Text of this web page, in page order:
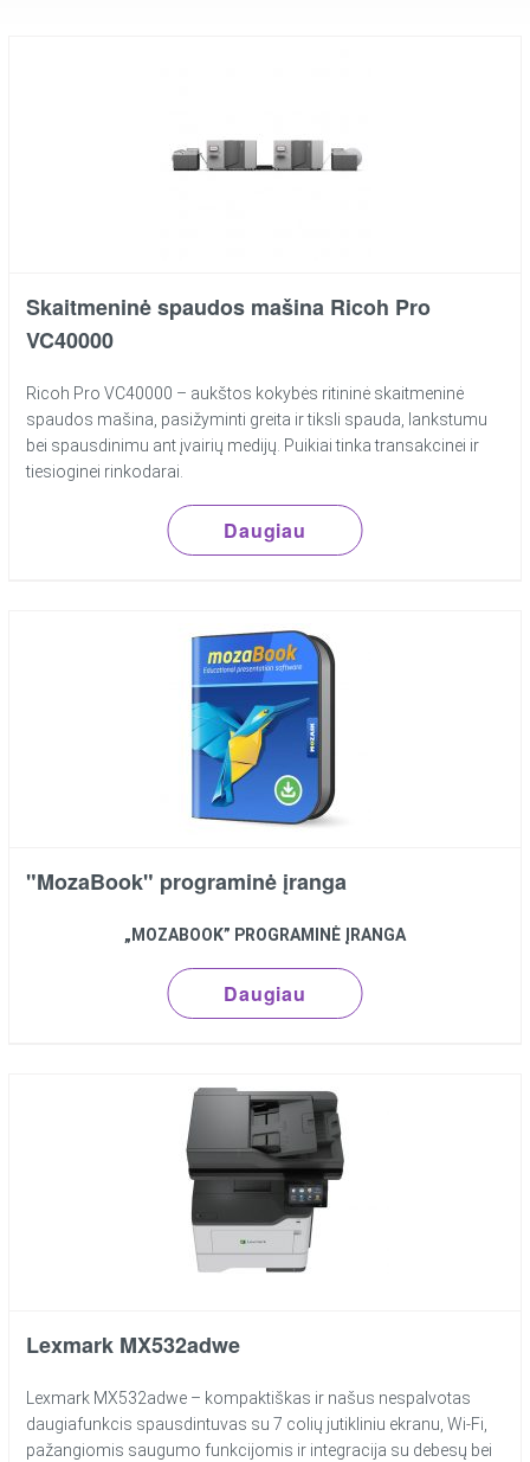
Skaitmeninė spaudos mašina Ricoh Pro
VC40000
Ricoh Pro VC40000 – aukštos kokybės ritininė skaitmeninė
spaudos mašina, pasižyminti greita ir tiksli spauda, lankstumu
bei spausdinimu ant įvairių medijų. Puikiai tinka transakcinei ir
tiesioginei rinkodarai.
Daugiau
"MozaBook" programinė įranga
„MOZABOOK” PROGRAMINĖ ĮRANGA
Daugiau
Lexmark MX532adwe
Lexmark MX532adwe – kompaktiškas ir našus nespalvotas
daugiafunkcis spausdintuvas su 7 colių jutikliniu ekranu, Wi-Fi,
pažangiomis saugumo funkcijomis ir integracija su debesų bei